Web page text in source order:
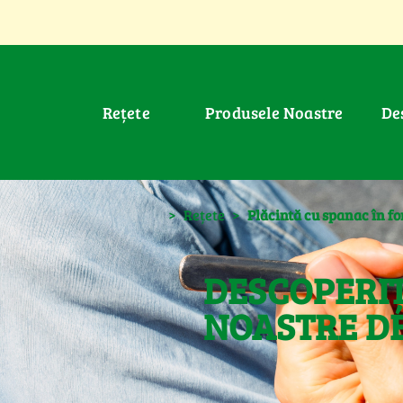
Rețete Produsele Noastre
> Rețete > Plăcintă cu spanac în
NOASTRE